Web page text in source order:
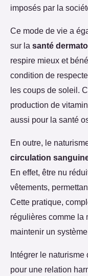
imposés par la
Ce mode de vie a
sur la santé
respire mieux et
condition de
les coups de soleil.
production de
aussi pour la santé
En outre, le
circulation
En effet, être nu
vêtements,
Cette pratique,
régulières comme la
maintenir un
Intégrer le
pour une relation